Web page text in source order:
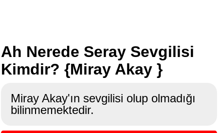
Ah Nerede Seray Sevgilisi
Kimdir? {Miray Akay }
Miray Akay'ın sevgilisi olup olmadığı
bilinmemektedir.